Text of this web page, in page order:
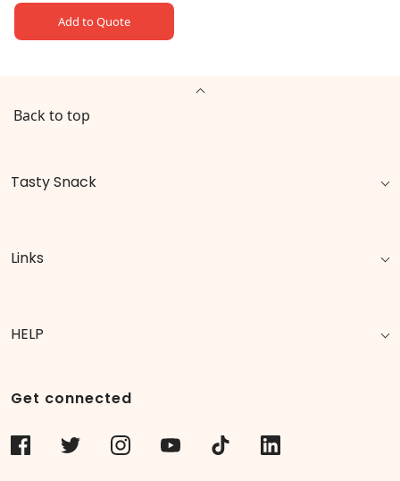
Add to Quote
Back to top
Tasty Snack
Links
HELP
Get connected